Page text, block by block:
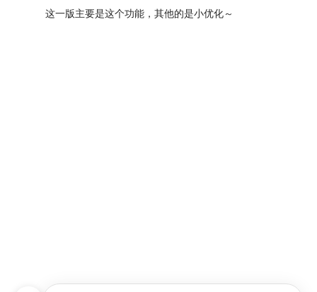
这一版主要是这个功能，其他的是小优化～